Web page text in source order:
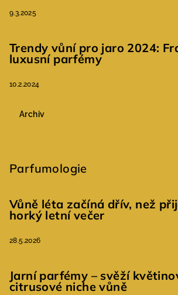
9.3.2025
Trendy vůní pro jaro 2024:
luxusní parfémy
10.2.2024
Archiv
Parfumologie
Vůně léta začíná dřív, než
horký letní večer
28.5.2026
Jarní parfémy – svěží
citrusové niche vůně